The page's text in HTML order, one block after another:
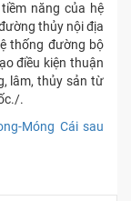
năng của hệ
thủy nội địa
thống đường bộ
điều kiện thuận
lâm, thủy sản từ
.
Móng Cái sau